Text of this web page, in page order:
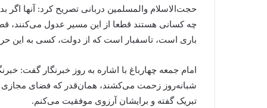
حجت‌الاسلام والمسلمین دربانی تصریح کرد: آنها
چه کسانی هستند قطعا از این مسیر عدول می‌کنند،
باری است، تاسفبار است که از دولت، کسی به این
امام جمعه چهارباغ با اشاره به روز خبرنگار گفت:
شبانه‌روز زحمت می‌کشند، همان‌قدر که فضای مجازی
تبریک گفته و برایشان آرزوی موفقیت می‌کنم.